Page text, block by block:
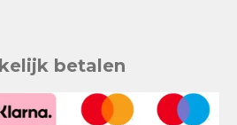
betalen